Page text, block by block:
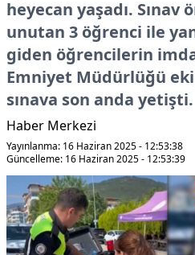
heyecan yaşadı.
unutan 3 öğrenci ile
giden öğrencilerin
Emniyet Müdürlüğü
sınava son anda yetişti.
Haber Merkezi
Yayınlanma: 16 Haziran 2025 - 12:53:38
Güncelleme: 16 Haziran 2025 - 12:53:39